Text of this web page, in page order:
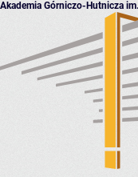
Akademia Górniczo-Hutnicza